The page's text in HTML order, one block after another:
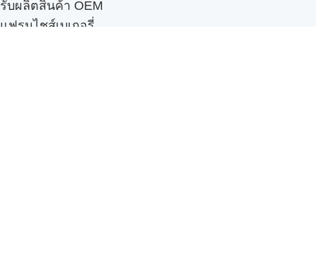
รับผลิตสินค้า OEM
แฟรนไชส์เบเกอรี่